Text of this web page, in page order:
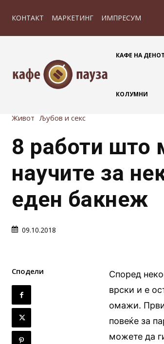
КОНТАКТ МАРКЕТИНГ ИМПРЕСУМ
КАФЕ НА ДЕНОТ
КОЛУМНИ
Живот Љубов и секс
8 работи што
научите за
еден бакнеж
09.10.2018
Сподели
Според
врски и е
омажи.
повеќе за
можете да